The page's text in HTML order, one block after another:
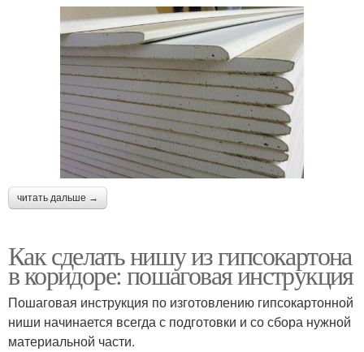
читать дальше →
Как сделать нишу из гипсокартона
в коридоре: пошаговая инструкция
Пошаговая инструкция по изготовлению гипсокартонной
ниши начинается всегда с подготовки и со сбора нужной
материальной части.